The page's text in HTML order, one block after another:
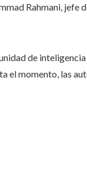
Rahmani, jefe
de
el momento, las